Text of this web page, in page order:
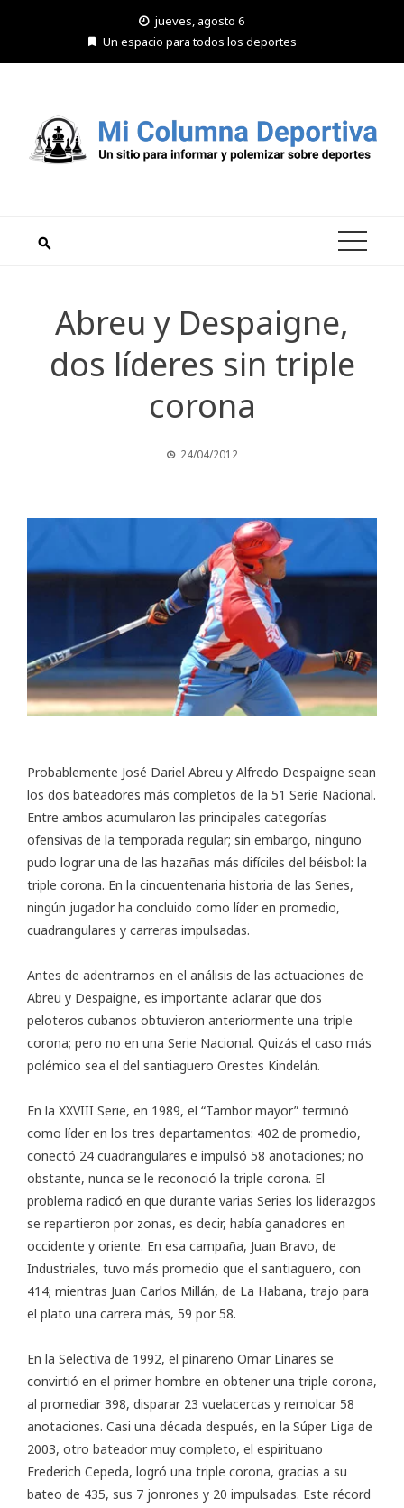
jueves, agosto 6
Un espacio para todos los deportes
Abreu y Despaigne,
dos líderes sin triple
corona
24/04/2012
Probablemente José Dariel Abreu y Alfredo Despaigne sean
los dos bateadores más completos de la 51 Serie Nacional.
Entre ambos acumularon las principales categorías
ofensivas de la temporada regular; sin embargo, ninguno
pudo lograr una de las hazañas más difíciles del béisbol: la
triple corona. En la cincuentenaria historia de las Series,
ningún jugador ha concluido como líder en promedio,
cuadrangulares y carreras impulsadas.
Antes de adentrarnos en el análisis de las actuaciones de
Abreu y Despaigne, es importante aclarar que dos
peloteros cubanos obtuvieron anteriormente una triple
corona; pero no en una Serie Nacional. Quizás el caso más
polémico sea el del santiaguero Orestes Kindelán.
En la XXVIII Serie, en 1989, el “Tambor mayor” terminó
como líder en los tres departamentos: 402 de promedio,
conectó 24 cuadrangulares e impulsó 58 anotaciones; no
obstante, nunca se le reconoció la triple corona. El
problema radicó en que durante varias Series los liderazgos
se repartieron por zonas, es decir, había ganadores en
occidente y oriente. En esa campaña, Juan Bravo, de
Industriales, tuvo más promedio que el santiaguero, con
414; mientras Juan Carlos Millán, de La Habana, trajo para
el plato una carrera más, 59 por 58.
En la Selectiva de 1992, el pinareño Omar Linares se
convirtió en el primer hombre en obtener una triple corona,
al promediar 398, disparar 23 vuelacercas y remolcar 58
anotaciones. Casi una década después, en la Súper Liga de
2003, otro bateador muy completo, el espirituano
Frederich Cepeda, logró una triple corona, gracias a su
bateo de 435, sus 7 jonrones y 20 impulsadas. Este récord